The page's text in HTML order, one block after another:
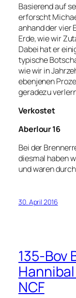
Basierend auf
erforscht
anhand der vier
Erde, wie wir
Dabei hat er
typische
wie wir in
ebenjenen
geradezu
Verkostet
Aberlour 16
Bei der
diesmal haben
und waren
30. April 2016
135-Bov
NCF